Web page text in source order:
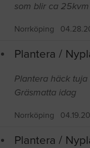
som blir ca 25kvm
Norrköping
Plantera /
Plantera häck tuja
Gräsmatta idag
Norrköping
Plantera /